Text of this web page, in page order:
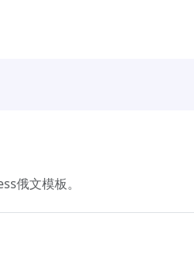
俄文模板。